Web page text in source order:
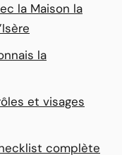
la Maison la
la
et visages
complète